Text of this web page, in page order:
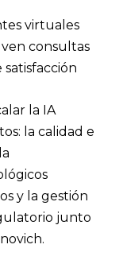
virtuales
consultas
la IA
la calidad e
y la gestión
junto